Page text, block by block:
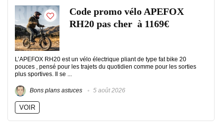
Code promo vélo APEFOX
RH20 pas cher à 1169€
L’APEFOX RH20 est un vélo électrique pliant de type fat bike 20
pouces , pensé pour les trajets du quotidien comme pour les sorties
plus sportives. Il se ...
Bons plans astuces 5 août 2026
VOIR